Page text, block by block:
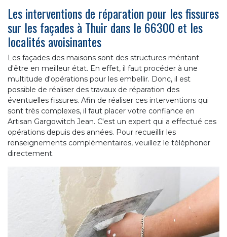
Les interventions de réparation pour les fissures
sur les façades à Thuir dans le 66300 et les
localités avoisinantes
Les façades des maisons sont des structures méritant
d'être en meilleur état. En effet, il faut procéder à une
multitude d'opérations pour les embellir. Donc, il est
possible de réaliser des travaux de réparation des
éventuelles fissures. Afin de réaliser ces interventions qui
sont très complexes, il faut placer votre confiance en
Artisan Gargowitch Jean. C'est un expert qui a effectué ces
opérations depuis des années. Pour recueillir les
renseignements complémentaires, veuillez le téléphoner
directement.